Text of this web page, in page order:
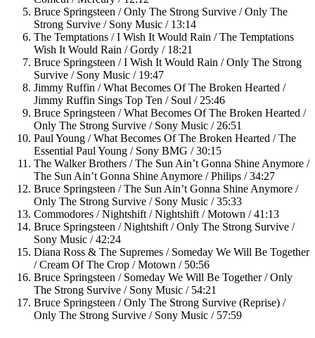
Bruce Springsteen / Only The Strong Survive / Only The
Strong Survive / Sony Music / 13:14
The Temptations / I Wish It Would Rain / The Temptations
Wish It Would Rain / Gordy / 18:21
Bruce Springsteen / I Wish It Would Rain / Only The Strong
Survive / Sony Music / 19:47
Jimmy Ruffin / What Becomes Of The Broken Hearted /
Jimmy Ruffin Sings Top Ten / Soul / 25:46
Bruce Springsteen / What Becomes Of The Broken Hearted /
Only The Strong Survive / Sony Music / 26:51
Paul Young / What Becomes Of The Broken Hearted / The
Essential Paul Young / Sony BMG / 30:15
The Walker Brothers / The Sun Ain’t Gonna Shine Anymore /
The Sun Ain’t Gonna Shine Anymore / Philips / 34:27
Bruce Springsteen / The Sun Ain’t Gonna Shine Anymore /
Only The Strong Survive / Sony Music / 35:33
Commodores / Nightshift / Nightshift / Motown / 41:13
Bruce Springsteen / Nightshift / Only The Strong Survive /
Sony Music / 42:24
Diana Ross & The Supremes / Someday We Will Be Together
/ Cream Of The Crop / Motown / 50:56
Bruce Springsteen / Someday We Will Be Together / Only
The Strong Survive / Sony Music / 54:21
Bruce Springsteen / Only The Strong Survive (Reprise) /
Only The Strong Survive / Sony Music / 57:59